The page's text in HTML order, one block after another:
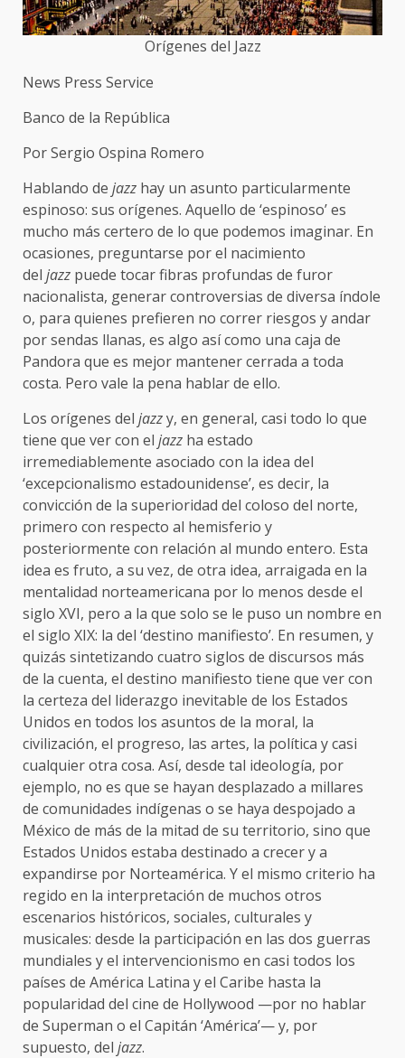
Orígenes del Jazz
News Press Service
Banco de la República
Por Sergio Ospina Romero
Hablando de jazz hay un asunto particularmente
espinoso: sus orígenes. Aquello de ‘espinoso’ es
mucho más certero de lo que podemos imaginar. En
ocasiones, preguntarse por el nacimiento
del jazz puede tocar fibras profundas de furor
nacionalista, generar controversias de diversa índole
o, para quienes prefieren no correr riesgos y andar
por sendas llanas, es algo así como una caja de
Pandora que es mejor mantener cerrada a toda
costa. Pero vale la pena hablar de ello.
Los orígenes del jazzy, en general, casi todo lo que
tiene que ver con el jazz ha estado
irremediablemente asociado con la idea del
‘excepcionalismo estadounidense’, es decir, la
convicción de la superioridad del coloso del norte,
primero con respecto al hemisferio y
posteriormente con relación al mundo entero. Esta
idea es fruto, a su vez, de otra idea, arraigada en la
mentalidad norteamericana por lo menos desde el
siglo XVI, pero a la que solo se le puso un nombre en
el siglo XIX: la del ‘destino manifiesto’. En resumen, y
quizás sintetizando cuatro siglos de discursos más
de la cuenta, el destino manifiesto tiene que ver con
la certeza del liderazgo inevitable de los Estados
Unidos en todos los asuntos de la moral, la
civilización, el progreso, las artes, la política y casi
cualquier otra cosa. Así, desde tal ideología, por
ejemplo, no es que se hayan desplazado a millares
de comunidades indígenas o se haya despojado a
México de más de la mitad de su territorio, sino que
Estados Unidos estaba destinado a crecer y a
expandirse por Norteamérica. Y el mismo criterio ha
regido en la interpretación de muchos otros
escenarios históricos, sociales, culturales y
musicales: desde la participación en las dos guerras
mundiales y el intervencionismo en casi todos los
países de América Latina y el Caribe hasta la
popularidad del cine de Hollywood —por no hablar
de Superman o el Capitán ‘América’— y, por
supuesto, del jazz.